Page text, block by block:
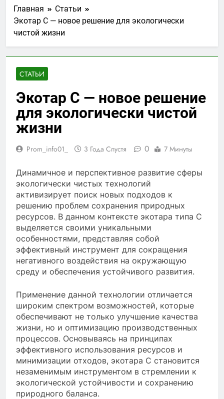
Главная
Статьи
Экотар С — новое решение для экологически
чистой жизни
СТАТЬИ
Экотар С — новое решение
для экологически чистой
жизни
Prom_info01_ 3 Года Спустя 0 7 Минуты
Динамичное и перспективное развитие сферы
экологически чистых технологий
активизирует поиск новых подходов к
решению проблем сохранения природных
ресурсов. В данном контексте экотара типа С
выделяется своими уникальными
особенностями, представляя собой
эффективный инструмент для сокращения
негативного воздействия на окружающую
среду и обеспечения устойчивого развития.
Применение данной технологии отличается
широким спектром возможностей, которые
обеспечивают не только улучшение качества
жизни, но и оптимизацию производственных
процессов. Основываясь на принципах
эффективного использования ресурсов и
минимизации отходов, экотара С становится
незаменимым инструментом в стремлении к
экологической устойчивости и сохранению
природного баланса.